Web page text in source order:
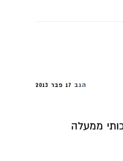
הגב 17 פבר 2013
ממעלה